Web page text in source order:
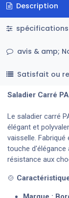
Description
spécifications
avis & amp;
Satisfait ou
Saladier Carré
Le saladier carré
élégant et
vaisselle.
touche
résistance aux
🍲